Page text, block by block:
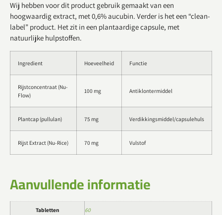
Wij hebben voor dit product gebruik gemaakt van een
hoogwaardig extract, met 0,6% aucubin. Verder is het een “clean-
label” product. Het zit in een plantaardige capsule, met
natuurlijke hulpstoffen.
Ingredient Hoeveelheid Functie
Rijstconcentraat (Nu-
Flow)
100 mg Antiklontermiddel
Plantcap (pullulan) 75 mg Verdikkingsmiddel/capsulehuls
Rijst Extract (Nu-Rice) 70 mg Vulstof
Aanvullende informatie
Tabletten 60